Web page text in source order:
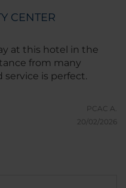
CENTER
at this hotel in the
from many
service is perfect.
PCAC A.
20/02/2026